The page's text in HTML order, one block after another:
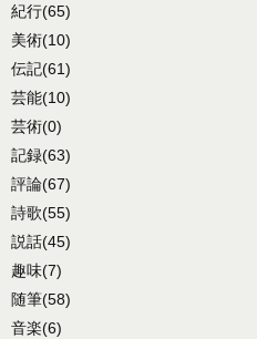
紀行(65)
美術(10)
伝記(61)
芸能(10)
芸術(0)
記録(63)
評論(67)
詩歌(55)
説話(45)
趣味(7)
随筆(58)
音楽(6)